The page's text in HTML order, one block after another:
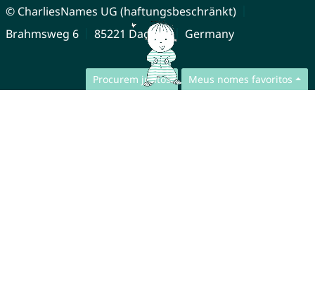
Procurem juntos Meus nomes favoritos
© CharliesNames UG (haftungsbeschränkt)
Brahmsweg 6
85221 Dachau Germany